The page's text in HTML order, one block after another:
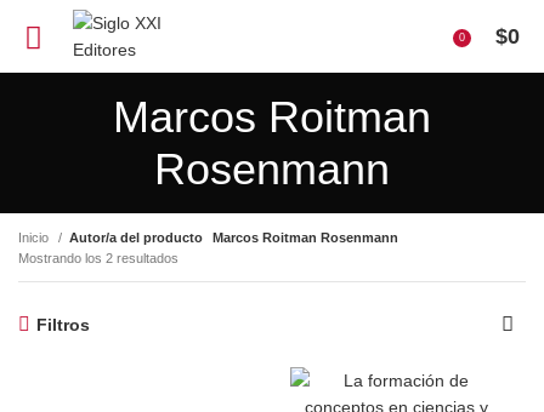
0 $0
Marcos Roitman
Rosenmann
Inicio Autor/a del producto
Marcos Roitman Rosenmann
Mostrando los 2 resultados
Filtros